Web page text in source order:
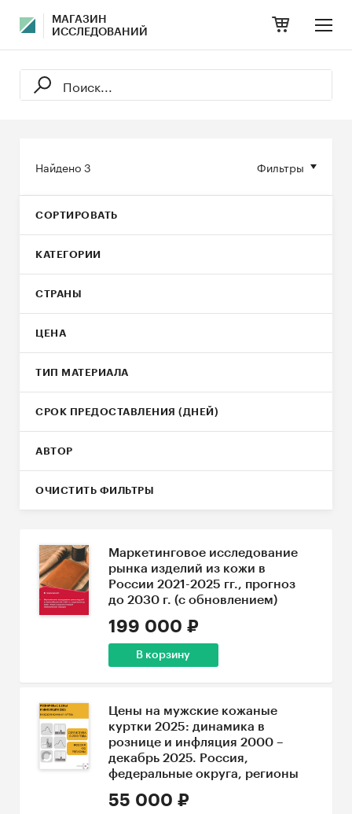
МАГАЗИН
ИССЛЕДОВАНИЙ
Фильтры
Найдено3
СОРТИРОВАТЬ
КАТЕГОРИИ
СТРАНЫ
ЦЕНА
ТИП МАТЕРИАЛА
СРОК ПРЕДОСТАВЛЕНИЯ (ДНЕЙ)
АВТОР
ОЧИСТИТЬ ФИЛЬТРЫ
Маркетинговое исследование
рынка изделий из кожи в
России 2021-2025 гг., прогноз
до 2030 г. (с обновлением)
199 000 ₽
В корзину
Цены на мужские кожаные
куртки 2025: динамика в
рознице и инфляция 2000 –
декабрь 2025. Россия,
федеральные округа, регионы
55 000 ₽